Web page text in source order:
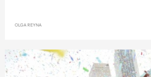
OLGA REYNA